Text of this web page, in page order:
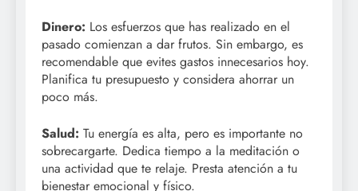
Dinero: Los esfuerzos que has realizado en el
pasado comienzan a dar frutos. Sin embargo, es
recomendable que evites gastos innecesarios hoy.
Planifica tu presupuesto y considera ahorrar un
poco más.
Salud: Tu energía es alta, pero es importante no
sobrecargarte. Dedica tiempo a la meditación o
una actividad que te relaje. Presta atención a tu
bienestar emocional y físico.